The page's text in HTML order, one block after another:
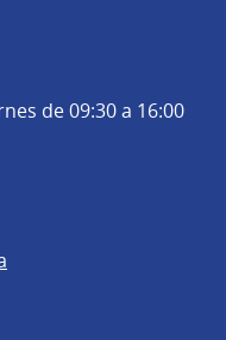
de 09:30 a 16:00